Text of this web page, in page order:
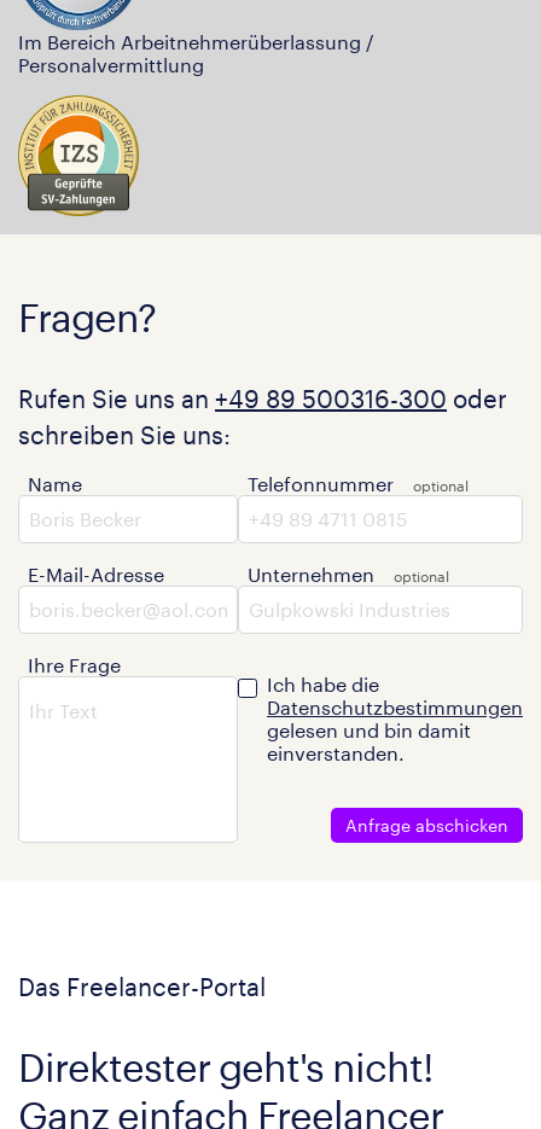
Im Bereich Arbeitnehmerüberlassung /
Personalvermittlung
Fragen?
Rufen Sie uns an +49 89 500316-300 oder
schreiben Sie uns:
Name
E-Mail-Adresse
Ihre Frage
Telefonnummer
Unternehmen
Ich habe die
Datenschutzbestimmungen
gelesen und bin damit
einverstanden.
Anfrage abschicken
Das Freelancer-Portal
Direktester geht's nicht!
Ganz einfach Freelancer